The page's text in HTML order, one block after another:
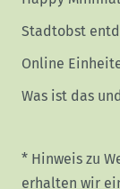
Stadtobst
Online
Was ist das
* Hinweis zu
erhalten wir